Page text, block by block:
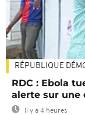
RÉPUBLIQUE
RDC : Ebola
alerte sur une
Il y a 4 heures